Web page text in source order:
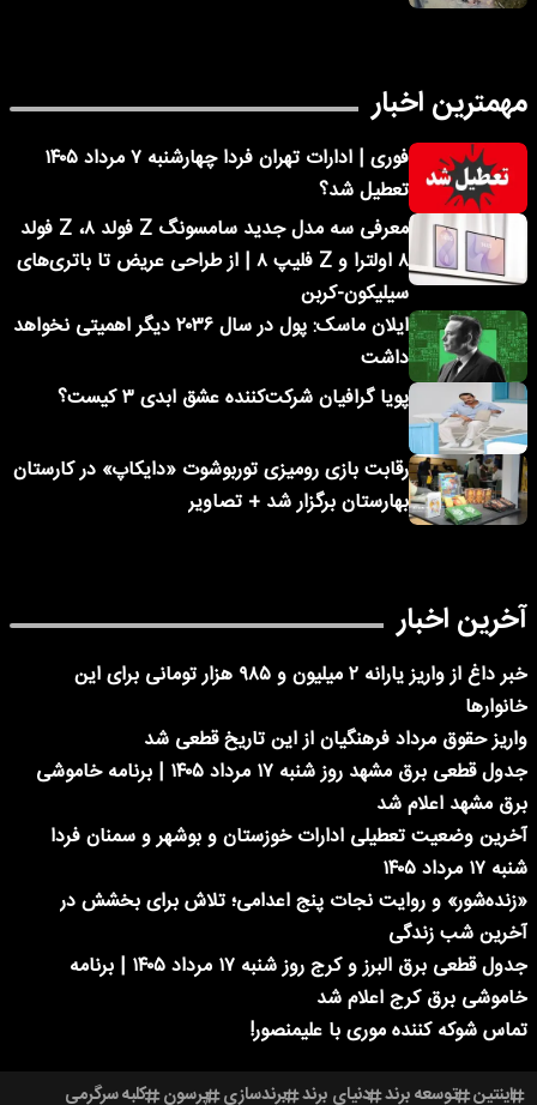
مهمترین اخبار
فوری | ادارات تهران فردا چهارشنبه ۷ مرداد ۱۴۰۵
تعطیل شد؟
معرفی سه مدل جدید سامسونگ Z فولد ۸، Z فولد
۸ اولترا و Z فلیپ ۸ | از طراحی عریض تا باتری‌های
سیلیکون-کربن
ایلان ماسک: پول در سال ۲۰۳۶ دیگر اهمیتی نخواهد
داشت
پویا گرافیان شرکت‌کننده عشق ابدی ۳ کیست؟
رقابت بازی رومیزی توربوشوت «دایکاپ» در کارستان
بهارستان برگزار شد + تصاویر
آخرین اخبار
خبر داغ از واریز یارانه ۲ میلیون و ۹۸۵ هزار تومانی برای این
خانوارها
واریز حقوق مرداد فرهنگیان از این تاریخ قطعی شد
جدول قطعی برق مشهد روز شنبه ۱۷ مرداد ۱۴۰۵ | برنامه خاموشی
برق مشهد اعلام شد
آخرین وضعیت تعطیلی ادارات خوزستان و بوشهر و سمنان فردا
شنبه ۱۷ مرداد ۱۴۰۵
«زنده‌شور» و روایت نجات پنج اعدامی؛ تلاش برای بخشش در
آخرین شب زندگی
جدول قطعی برق البرز و کرج روز شنبه ۱۷ مرداد ۱۴۰۵ | برنامه
خاموشی برق کرج اعلام شد
تماس شوکه کننده موری با علیمنصور!
اینتین توسعه برند دنیای برند برندسازی پرسون کلبه سرگرمی